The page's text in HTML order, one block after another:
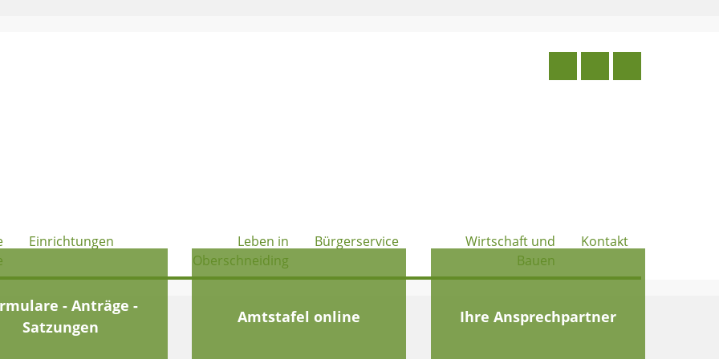
Einrichtungen
Leben in
Oberschneiding
Bürgerservice
Wirtschaft und
Bauen
Kontakt
- Anträge -
Satzungen
Amtstafel online Ihre Ansprechpartner